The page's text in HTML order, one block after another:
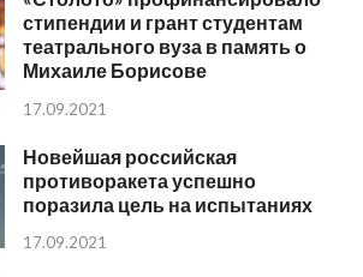
стипендии и грант студентам
театрального вуза в память о
Михаиле Борисове
17.09.2021
Новейшая российская
противоракета успешно
поразила цель на испытаниях
17.09.2021